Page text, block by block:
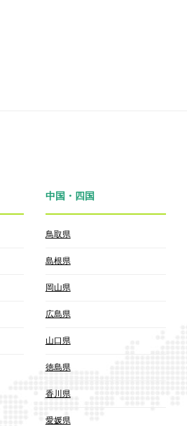
中国・四国
鳥取県
島根県
岡山県
広島県
山口県
徳島県
香川県
愛媛県